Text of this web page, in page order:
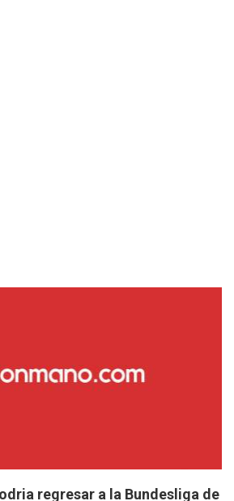
regresar a la Bundesliga de